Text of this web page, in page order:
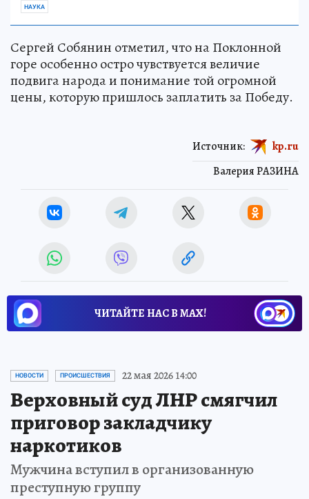
НАУКА
Сергей Собянин отметил, что на Поклонной
горе особенно остро чувствуется величие
подвига народа и понимание той огромной
цены, которую пришлось заплатить за Победу.
Валерия РАЗИНА
Источник: kp.ru
ЧИТАЙТЕ НАС В МАХ!
НОВОСТИ ПРОИСШЕСТВИЯ 22 мая 2026 14:00
Верховный суд ЛНР смягчил
приговор закладчику
наркотиков
Мужчина вступил в организованную
преступную группу